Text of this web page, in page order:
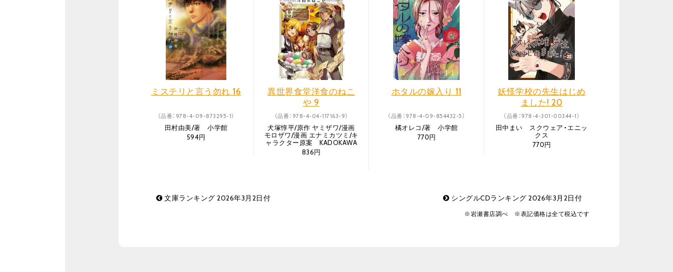
ミステリと言う勿れ 16
（品番：978-4-09-873295-1）
田村由美/著 小学館
594円
異世界食堂洋食のねこ
や 9
（品番：978-4-04-117163-9）
犬塚惇平/原作 ヤミザワ/漫画
モロザワ/漫画 エナミカツミ/キ
ャラクター原案 KADOKAWA
836円
ホタルの嫁入り 11
（品番：978-4-09-854432-5）
橘オレコ/著 小学館
770円
妖怪学校の先生はじめ
ました! 20
（品番：978-4-301-00344-1）
田中まい スクウェア・エニッ
クス
770円
文庫ランキング 2026年3月2日付 シングルCDランキング 2026年3月2日付
※岩瀬書店調べ ※表記価格は全て税込です